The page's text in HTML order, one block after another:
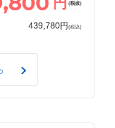
円 (税抜)
439,780円 (税込)